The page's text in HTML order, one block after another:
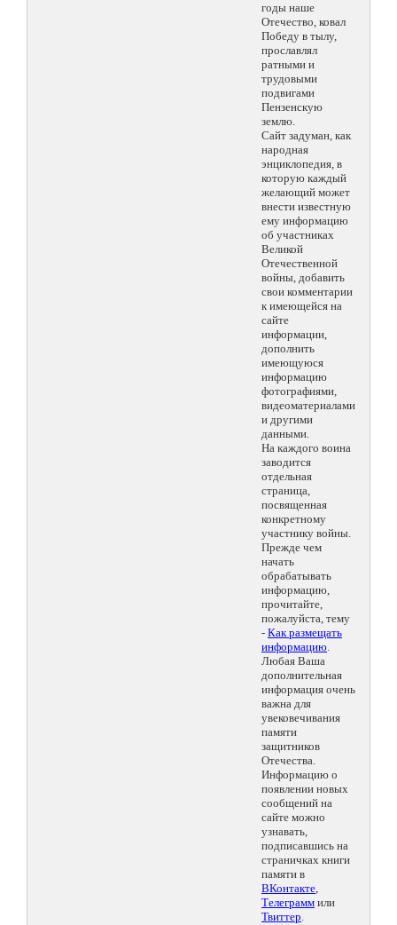
годы наше
Отечество, ковал
Победу в тылу,
прославлял
ратными и
трудовыми
подвигами
Пензенскую
землю.
Сайт задуман, как
народная
энциклопедия, в
которую каждый
желающий может
внести известную
ему информацию
об участниках
Великой
Отечественной
войны, добавить
свои комментарии
к имеющейся на
сайте
информации,
дополнить
имеющуюся
информацию
фотографиями,
видеоматериалами
и другими
данными.
На каждого воина
заводится
отдельная
страница,
посвященная
конкретному
участнику войны.
Прежде чем
начать
обрабатывать
информацию,
прочитайте,
пожалуйста, тему
- Как размещать
информацию.
Любая Ваша
дополнительная
информация очень
важна для
увековечивания
памяти
защитников
Отечества.
Информацию о
появлении новых
сообщений на
сайте можно
узнавать,
подписавшись на
страничках книги
памяти в
ВКонтакте,
Телеграмм или
Твиттер.